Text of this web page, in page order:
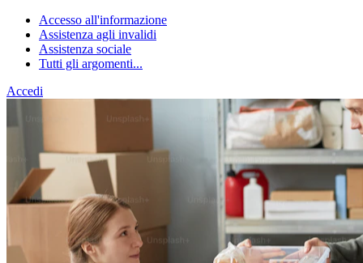
Accesso all'informazione
Assistenza agli invalidi
Assistenza sociale
Tutti gli argomenti...
Accedi